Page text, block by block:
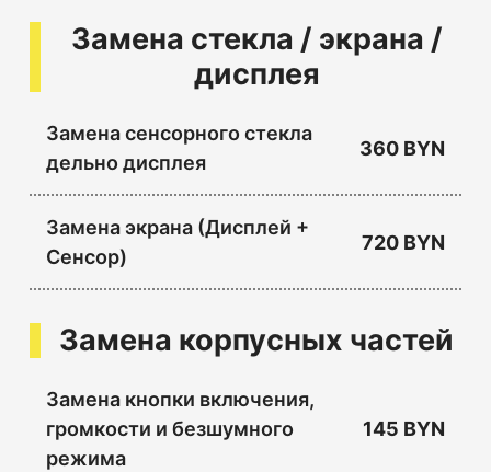
Замена стекла / экрана /
дисплея
Замена сенсорного стекла
дельно дисплея
360 BYN
Замена экрана (Дисплей +
Сенсор)
720 BYN
Замена корпусных частей
Замена кнопки включения,
громкости и безшумного
режима
145 BYN